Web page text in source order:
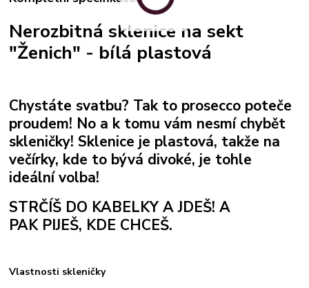
Nerozbitná sklenice na sekt
"Ženich" - bílá plastová
Chystáte svatbu? Tak to prosecco poteče
proudem! No a k tomu vám nesmí chybět
skleničky! Sklenice je plastová, takže na
večírky, kde to bývá divoké, je tohle
ideální volba!
STRČÍŠ DO KABELKY A JDEŠ! A
PAK PIJEŠ, KDE CHCEŠ.
Vlastnosti skleničky